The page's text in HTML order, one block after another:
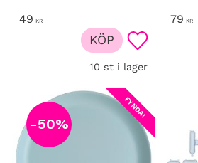
49 KR
Lägg till i
10 st i lager
KÖP
79 KR
50%
FYNDA!